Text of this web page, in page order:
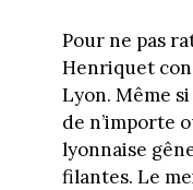
Pour ne pas
Henriquet
Lyon. Même
de n’importe
lyonnaise
filantes. Le